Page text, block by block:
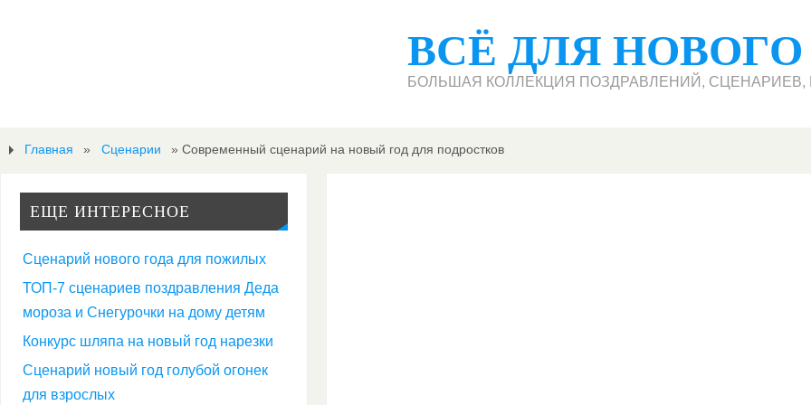
ВСЁ ДЛЯ НОВОГО
БОЛЬШАЯ КОЛЛЕКЦИЯ ПОЗДРАВЛЕНИЙ, СЦЕНАРИЕВ,
Главная » Сценарии » Современный сценарий на новый год для подростков
ЕЩЕ ИНТЕРЕСНОЕ
Сценарий нового года для пожилых
ТОП-7 сценариев поздравления Деда
мороза и Снегурочки на дому детям
Конкурс шляпа на новый год нарезки
Сценарий новый год голубой огонек
для взрослых